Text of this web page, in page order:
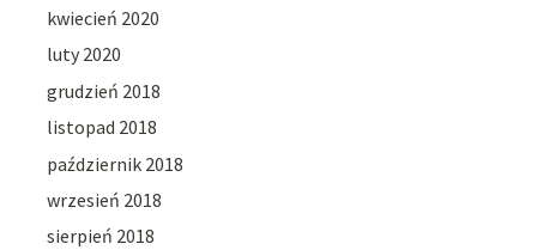
kwiecień 2020
luty 2020
grudzień 2018
listopad 2018
październik 2018
wrzesień 2018
sierpień 2018